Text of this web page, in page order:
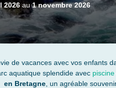
2026au1 novembre 2026
de vacances avec vos enfants
aquatique splendide avec
en Bretagne , un agréable